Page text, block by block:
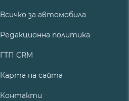
Всичко за автомобила
Редакционна политика
ГТП CRM
Карта на сайта
Контакти